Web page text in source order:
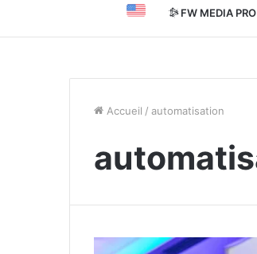
FW MEDIA PRO
Accueil / automatisation